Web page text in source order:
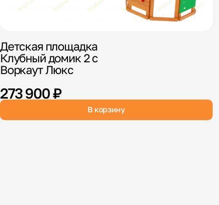
Детская площадка
Клубный домик 2 с
Воркаут Люкс
273 900 ₽
В корзину